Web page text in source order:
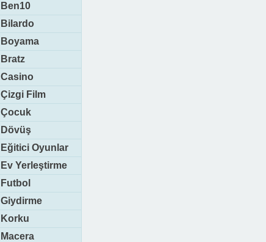
Ben10
Bilardo
Boyama
Bratz
Casino
Çizgi Film
Çocuk
Dövüş
Eğitici Oyunlar
Ev Yerleştirme
Futbol
Giydirme
Korku
Macera